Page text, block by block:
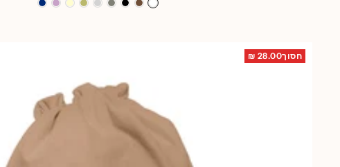
לבןקפהשחוראפוראפורירוקשמנת
סגולכחול
חסוך28.00 ₪